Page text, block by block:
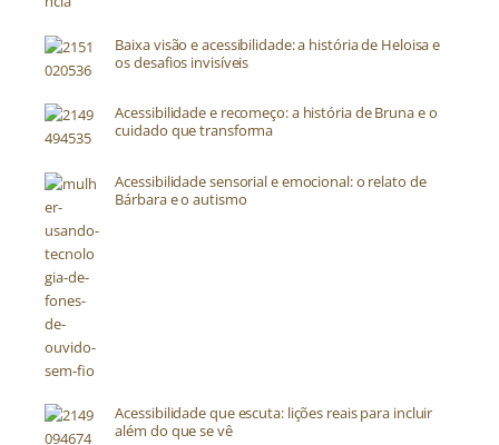
Baixa visão e acessibilidade: a história de Heloisa e
os desafios invisíveis
Acessibilidade e recomeço: a história de Bruna e o
cuidado que transforma
Acessibilidade sensorial e emocional: o relato de
Bárbara e o autismo
Acessibilidade que escuta: lições reais para incluir
além do que se vê